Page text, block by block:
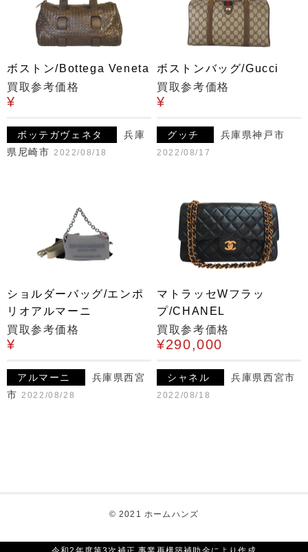
ボストン/Bottega Veneta
買取参考価格
¥
ボッテガヴェネタ
兵庫
県尼崎市 2022/08/18
ボストンバッグ/Gucci
買取参考価格
¥
グッチ 兵庫県神戸市
2022/08/17
ショルダーバッグ/エンポ
リオアルマーニ
買取参考価格
¥
アルマーニ
兵庫県西宮
市 2022/08/28
マトラッセWフラッ
プ/CHANEL
買取参考価格
¥290,000
シャネル 兵庫県西宮市
2022/08/18
© 2021 ホームハンズ